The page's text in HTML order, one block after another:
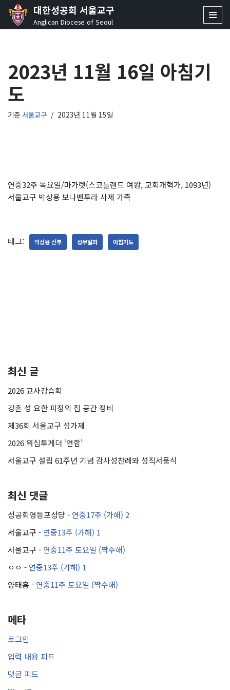
콘
로
건
너
뛰
기
대한성공회 서울교구
Anglican Diocese of Seoul
2023년 11월 16일 아침기
도
기준 서울교구 2023년 11월 15일
연중32주 목요일/마가렛(스코틀랜드 여왕, 교회개혁가, 1093년)
서울교구 박상용 보나벤투라 사제 가족
태그: 박상용 신부 성무일과 아침기도
최신 글
2026 교사강습회
강촌 성 요한 피정의 집 공간 정비
제36회 서울교구 성가제
2026 워십투게더 ‘연합’
서울교구 설립 61주년 기념 감사성찬례와 성직서품식
최신 댓글
성공회영등포성당 - 연중17주 (가해) 2
서울교구 - 연중13주 (가해) 1
서울교구 - 연중11주 토요일 (짝수해)
ㅇㅇ - 연중13주 (가해) 1
양태흠 - 연중11주 토요일 (짝수해)
메타
로그인
입력 내용 피드
댓글 피드